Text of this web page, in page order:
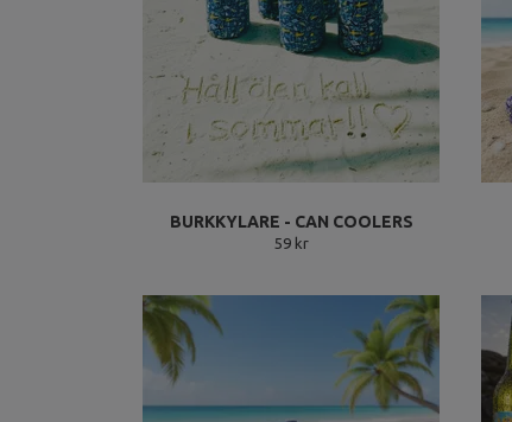
BURKKYLARE - CAN COOLERS
59 kr